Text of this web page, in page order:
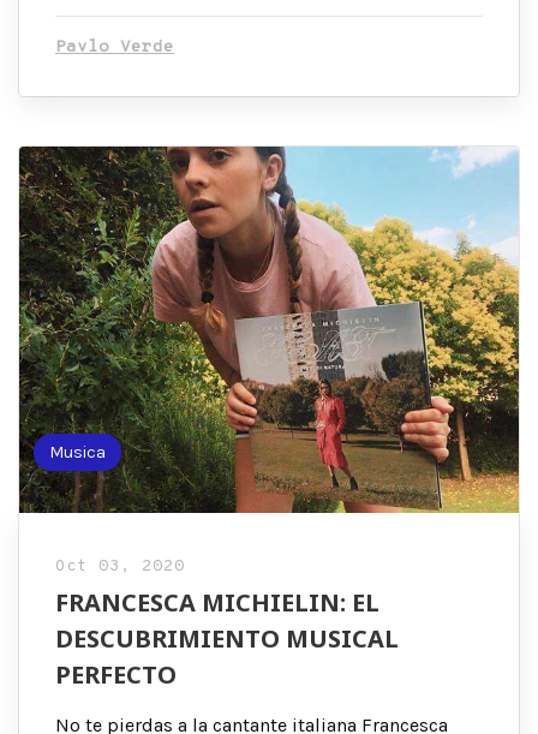
Pavlo Verde
Musica
Oct 03, 2020
FRANCESCA MICHIELIN: EL
DESCUBRIMIENTO MUSICAL
PERFECTO
No te pierdas a la cantante italiana Francesca